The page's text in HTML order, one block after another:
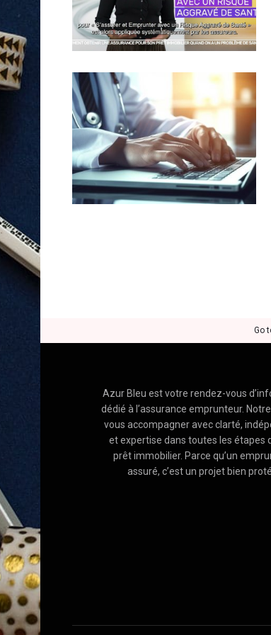
Go
Azur Bleu est votre rendez-vous
dédié à l’assurance emprunteur.
vous accompagner avec clarté,
et expertise dans toutes les étapes
prêt immobilier. Parce qu’un
assuré, c’est un projet bien